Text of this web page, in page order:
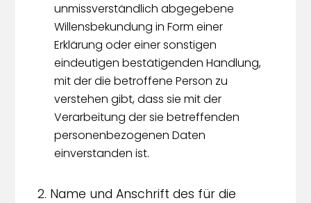
unmissverständlich abgegebene
Willensbekundung in Form einer
Erklärung oder einer sonstigen
eindeutigen bestätigenden Handlung,
mit der die betroffene Person zu
verstehen gibt, dass sie mit der
Verarbeitung der sie betreffenden
personenbezogenen Daten
einverstanden ist.
2. Name und Anschrift des für die